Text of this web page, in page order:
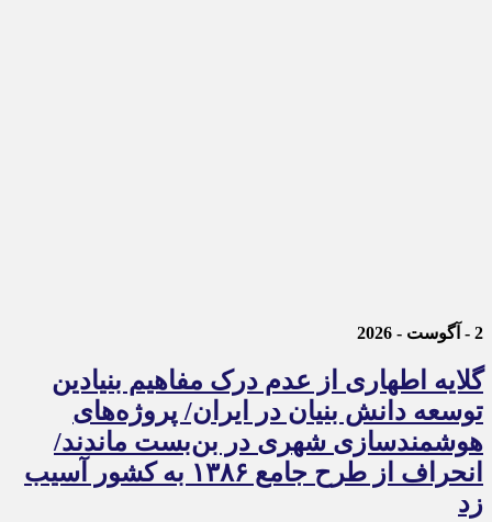
2 - آگوست - 2026
گلایه اطهاری از عدم درک مفاهیم بنیادین
توسعه دانش بنیان در ایران/ پروژه‌های
هوشمندسازی شهری در بن‌بست ماندند/
انحراف از طرح جامع ۱۳۸۶ به کشور آسیب
زد